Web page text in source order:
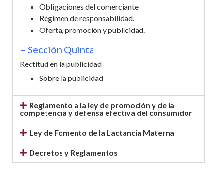
Obligaciones del comerciante
Régimen de responsabilidad.
Oferta, promoción y publicidad.
– Sección Quinta
Rectitud en la publicidad
Sobre la publicidad
Reglamento a la ley de promoción y de la
competencia y defensa efectiva del consumidor
Ley de Fomento de la Lactancia Materna
Decretos y Reglamentos